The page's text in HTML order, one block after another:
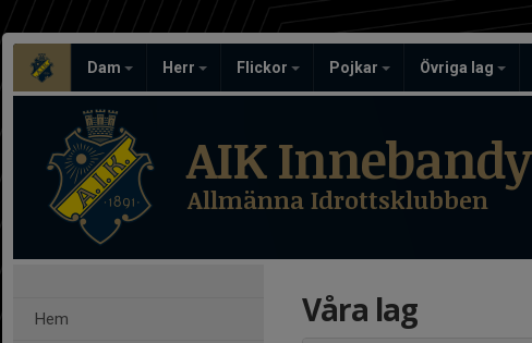
Dam Herr Flickor Pojkar Övriga lag
AIK Innebandy
Allmänna Idrottsklubben
Hem Våra lag